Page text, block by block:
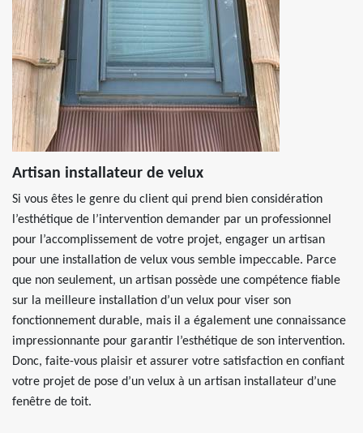
Artisan installateur de velux
Si vous êtes le genre du client qui prend bien considération
l’esthétique de l’intervention demander par un professionnel
pour l’accomplissement de votre projet, engager un artisan
pour une installation de velux vous semble impeccable. Parce
que non seulement, un artisan possède une compétence fiable
sur la meilleure installation d’un velux pour viser son
fonctionnement durable, mais il a également une connaissance
impressionnante pour garantir l’esthétique de son intervention.
Donc, faite-vous plaisir et assurer votre satisfaction en confiant
votre projet de pose d’un velux à un artisan installateur d’une
fenêtre de toit.